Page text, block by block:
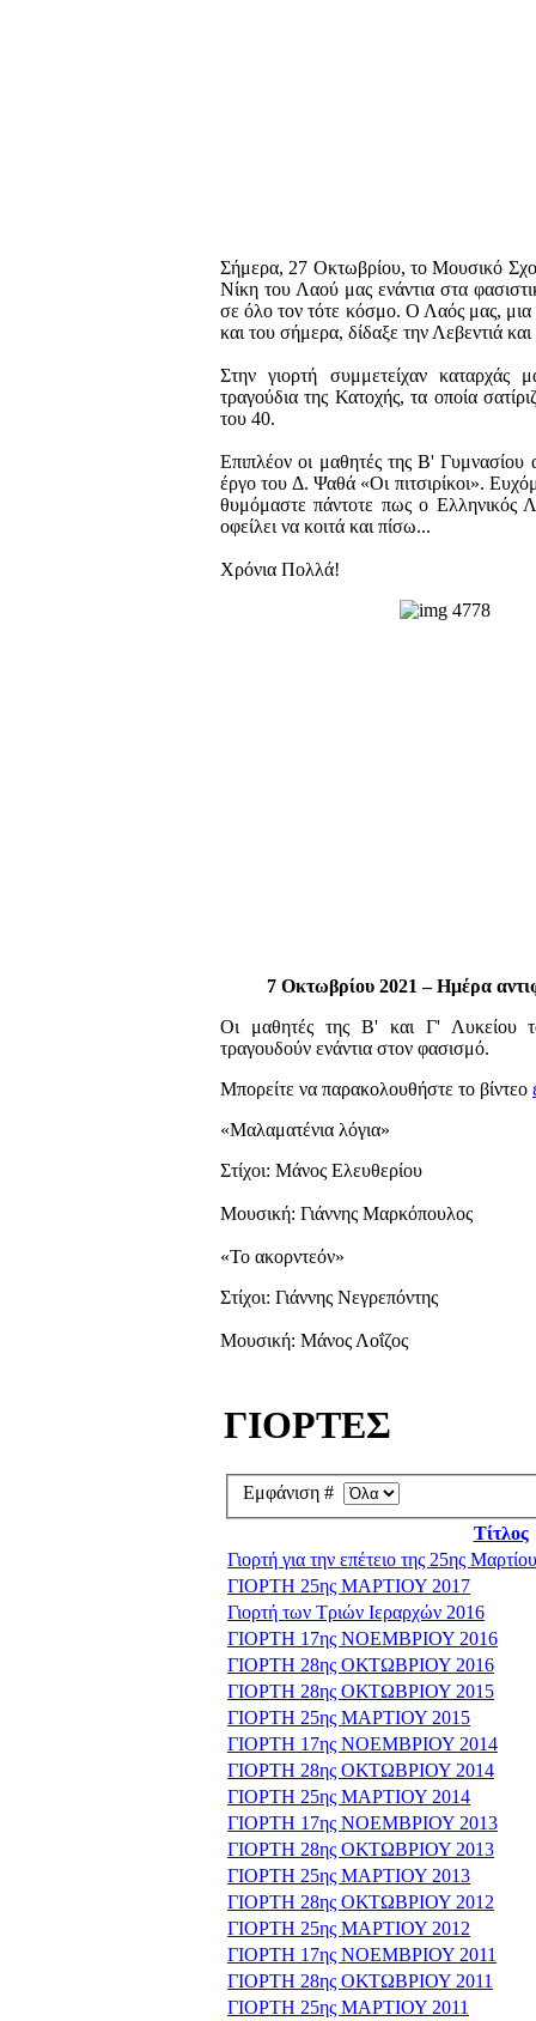
Σήμερα, 27 Οκτωβρίου, το Μουσικό
Νίκη του Λαού μας ενάντια στα
σε όλο τον τότε κόσμο. Ο Λαός μας, μια
και του σήμερα, δίδαξε την Λεβεντιά
Στην γιορτή συμμετείχαν καταρχάς
τραγούδια της Κατοχής, τα οποία
του 40.
Επιπλέον οι μαθητές της Β' Γυμνασίου
έργο του Δ. Ψαθά «Οι πιτσιρίκοι».
θυμόμαστε πάντοτε πως ο Ελληνικός
οφείλει να κοιτά και πίσω...
Χρόνια Πολλά!
7 Οκτωβρίου 2021 – Ημέρα
Οι μαθητές της Β' και Γ' Λυκείου
τραγουδούν ενάντια στον φασισμό.
Μπορείτε να παρακολουθήστε το βίντεο
«Μαλαματένια λόγια»
Στίχοι: Μάνος Ελευθερίου
Μουσική: Γιάννης Μαρκόπουλος
«Το ακορντεόν»
Στίχοι: Γιάννης Νεγρεπόντης
Μουσική: Μάνος Λοΐζος
ΓΙΟΡΤΕΣ
Εμφάνιση #
Τίτλος
Γιορτή για την επέτειο της 25ης
ΓΙΟΡΤΗ 25ης ΜΑΡΤΙΟΥ 2017
Γιορτή των Τριών Ιεραρχών 2016
ΓΙΟΡΤΗ 17ης ΝΟΕΜΒΡΙΟΥ 2016
ΓΙΟΡΤΗ 28ης ΟΚΤΩΒΡΙΟΥ 2016
ΓΙΟΡΤΗ 28ης ΟΚΤΩΒΡΙΟΥ 2015
ΓΙΟΡΤΗ 25ης ΜΑΡΤΙΟΥ 2015
ΓΙΟΡΤΗ 17ης ΝΟΕΜΒΡΙΟΥ 2014
ΓΙΟΡΤΗ 28ης ΟΚΤΩΒΡΙΟΥ 2014
ΓΙΟΡΤΗ 25ης ΜΑΡΤΙΟΥ 2014
ΓΙΟΡΤΗ 17ης ΝΟΕΜΒΡΙΟΥ 2013
ΓΙΟΡΤΗ 28ης ΟΚΤΩΒΡΙΟΥ 2013
ΓΙΟΡΤΗ 25ης ΜΑΡΤΙΟΥ 2013
ΓΙΟΡΤΗ 28ης ΟΚΤΩΒΡΙΟΥ 2012
ΓΙΟΡΤΗ 25ης ΜΑΡΤΙΟΥ 2012
ΓΙΟΡΤΗ 17ης ΝΟΕΜΒΡΙΟΥ 2011
ΓΙΟΡΤΗ 28ης ΟΚΤΩΒΡΙΟΥ 2011
ΓΙΟΡΤΗ 25ης ΜΑΡΤΙΟΥ 2011